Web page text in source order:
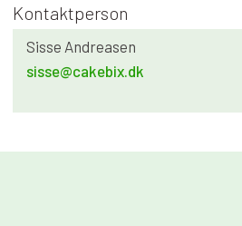
Kontaktperson​
Sisse Andreasen​
sisse@cakebix.dk